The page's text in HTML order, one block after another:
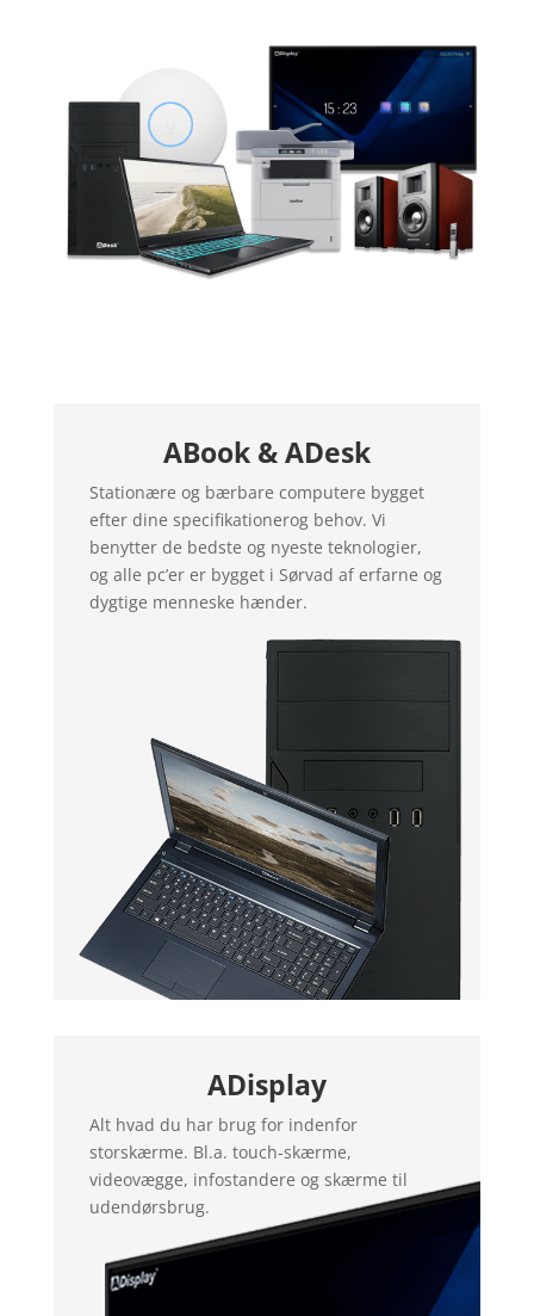
ABook & ADesk
Stationære og bærbare computere bygget
efter dine specifikationerog behov. Vi
benytter de bedste og nyeste teknologier,
og alle pc’er er bygget i Sørvad af erfarne og
dygtige menneske hænder.
ADisplay
Alt hvad du har brug for indenfor
storskærme. Bl.a. touch-skærme,
videovægge, infostandere og skærme til
udendørsbrug.